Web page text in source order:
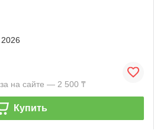
2026
на сайте — 2 500 ₸
Купить